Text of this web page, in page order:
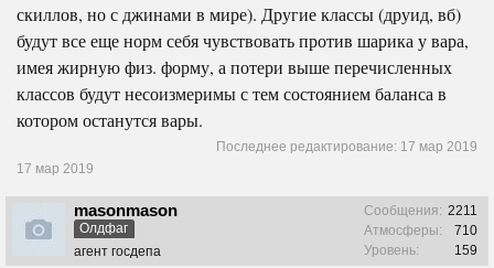
скиллов, но с джинами в мире). Другие классы (друид, вб)
будут все еще норм себя чувствовать против шарика у вара,
имея жирную физ. форму, а потери выше перечисленных
классов будут несоизмеримы с тем состоянием баланса в
котором останутся вары.
Последнее редактирование: 17 мар 2019
17 мар 2019
masonmason
Олдфаг
агент госдепа
Сообщения: 2211
Атмосферы:
710
Уровень:
159